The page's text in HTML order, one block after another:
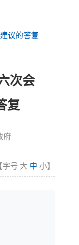
议的答复
次会
复
府
字号 大 中 小】